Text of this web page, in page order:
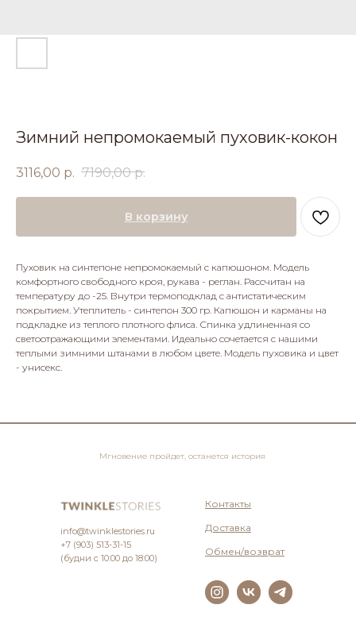
Зимний непромокаемый пуховик-кокон
3116,00 р. 7190,00 р.
В корзину
Пуховик на синтепоне непромокаемый с капюшоном. Модель
комфортного свободного кроя, рукава - реглан. Рассчитан на
температуру до -25. Внутри термоподклад с антистатическим
покрытием. Утеплитель - синтепон 300 гр. Капюшон и карманы на
подкладке из теплого плотного флиса. Спинка удлиненная со
светоотражающими элементами. Идеально сочетается с нашими
теплыми зимними штанами в любом цвете. Модель пуховика и цвет
- унисекс.
Мгновение пройдет, останется история
info@twinklestories.ru
+7 (903) 513-31-15
(будни с 10:00 до 18:00)
Контакты
Доставка
Обмен/возврат